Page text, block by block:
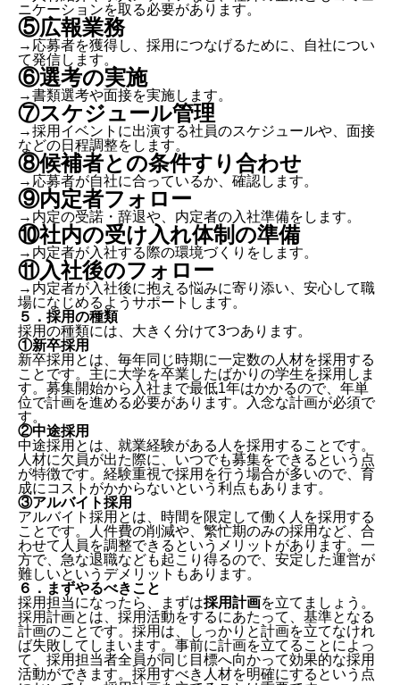
ニケーションを取る必要があります。
⑤広報業務
→応募者を獲得し、採用につなげるために、自社につい
て発信します。
⑥選考の実施
→書類選考や面接を実施します。
⑦スケジュール管理
→採用イベントに出演する社員のスケジュールや、面接
などの日程調整をします。
⑧候補者との条件すり合わせ
→応募者が自社に合っているか、確認します。
⑨内定者フォロー
→内定の受諾・辞退や、内定者の入社準備をします。
⑩社内の受け入れ体制の準備
→内定者が入社する際の環境づくりをします。
⑪入社後のフォロー
→内定者が入社後に抱える悩みに寄り添い、安心して職
場になじめるようサポートします。
５．採用の種類
採用の種類には、大きく分けて3つあります。
①新卒採用
新卒採用とは、毎年同じ時期に一定数の人材を採用する
ことです。主に大学を卒業したばかりの学生を採用しま
す。募集開始から入社まで最低1年はかかるので、年単
位で計画を進める必要があります。入念な計画が必須で
す。
②中途採用
中途採用とは、就業経験がある人を採用することです。
人材に欠員が出た際に、いつでも募集をできるという点
が特徴です。経験重視で採用を行う場合が多いので、育
成にコストがかからないという利点もあります。
③アルバイト採用
アルバイト採用とは、時間を限定して働く人を採用する
ことです。人件費の削減や、繁忙期のみの採用など、合
わせて人員を調整できるというメリットがあります。一
方で、急な退職なども起こり得るので、安定した運営が
難しいというデメリットもあります。
６．まずやるべきこと
採用担当になったら、まずは採用計画を立てましょう。
採用計画とは、採用活動をするにあたって、基準となる
計画のことです。採用は、しっかりと計画を立てなけれ
ば失敗してしまいます。事前に計画を立てることによっ
て、採用担当者全員が同じ目標へ向かって効果的な採用
活動ができます。採用すべき人材を明確にするという点